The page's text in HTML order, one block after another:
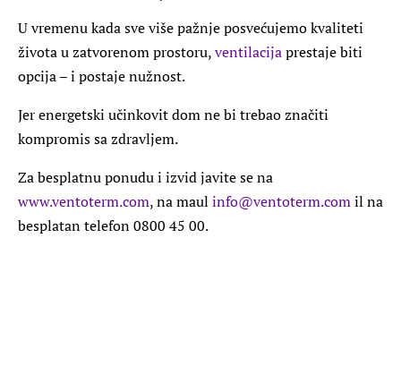
U vremenu kada sve više pažnje posvećujemo kvaliteti
života u zatvorenom prostoru,ventilacijaprestaje biti
opcija – i postaje nužnost.
Jer energetski učinkovit dom ne bi trebao značiti
kompromis sa zdravljem.
Za besplatnu ponudu i izvid javite se na
www.ventoterm.com, na maul info@ventoterm.comil na
besplatan telefon 0800 45 00.